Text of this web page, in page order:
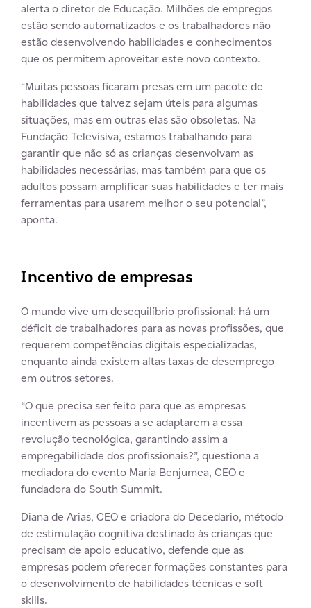
alerta o diretor de Educação. Milhões de empregos
estão sendo automatizados e os trabalhadores não
estão desenvolvendo habilidades e conhecimentos
que os permitem aproveitar este novo contexto.
“Muitas pessoas ficaram presas em um pacote de
habilidades que talvez sejam úteis para algumas
situações, mas em outras elas são obsoletas. Na
Fundação Televisiva, estamos trabalhando para
garantir que não só as crianças desenvolvam as
habilidades necessárias, mas também para que os
adultos possam amplificar suas habilidades e ter mais
ferramentas para usarem melhor o seu potencial”,
aponta.
Incentivo de empresas
O mundo vive um desequilíbrio profissional: há um
déficit de trabalhadores para as novas profissões, que
requerem competências digitais especializadas,
enquanto ainda existem altas taxas de desemprego
em outros setores.
“O que precisa ser feito para que as empresas
incentivem as pessoas a se adaptarem a essa
revolução tecnológica, garantindo assim a
empregabilidade dos profissionais?”, questiona a
mediadora do evento Maria Benjumea, CEO e
fundadora do South Summit.
Diana de Arias, CEO e criadora do Decedario, método
de estimulação cognitiva destinado às crianças que
precisam de apoio educativo, defende que as
empresas podem oferecer formações constantes para
o desenvolvimento de habilidades técnicas e soft
skills.